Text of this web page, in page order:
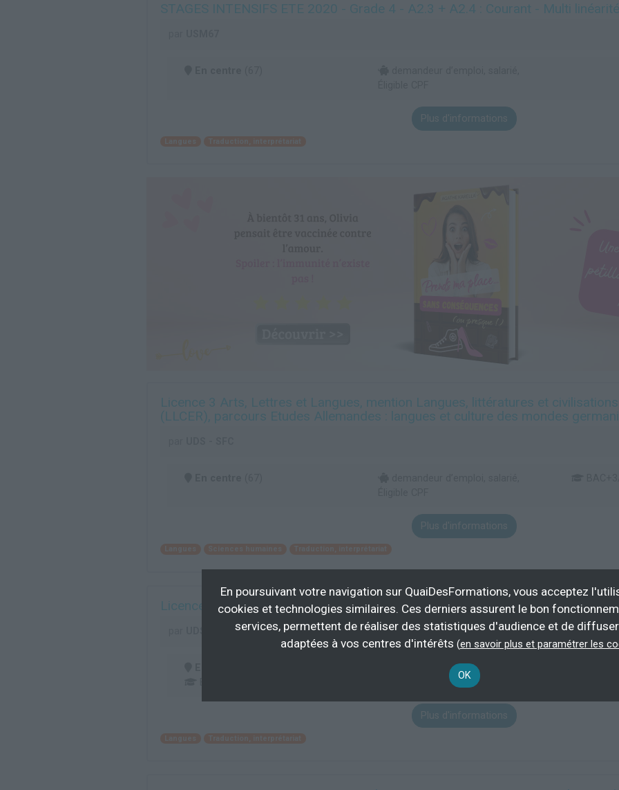
STAGES INTENSIFS ETE 2020 - Grade 4 - A2.3 + A2.4 : Courant - Multi
Plus d'informations
Licence 3 Arts, Lettres et Langues, mention Langues, littératures et
(LLCER), parcours Etudes Allemandes : langues et culture des mondes
Plus d'informations
Licence mention langues étrangères appliquées
Plus d'informations
En poursuivant votre navigation sur QuaiDesFormations, vous acceptez
cookies et technologies similaires. Ces derniers assurent le bon
services, permettent de réaliser des statistiques d'audience et de
adaptées à vos centres d'intérêts (en savoir plus et paramétrer les
OK